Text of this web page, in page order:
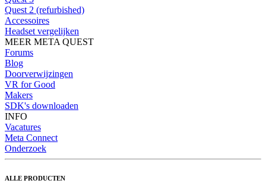
Quest 2 (refurbished)
Accessoires
Headset vergelijken
MEER META QUEST
Forums
Blog
Doorverwijzingen
VR for Good
Makers
SDK's downloaden
INFO
Vacatures
Meta Connect
Onderzoek
ALLE PRODUCTEN